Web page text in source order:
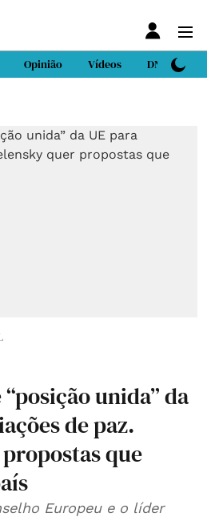
Opinião Vídeos DN Sport
unida” da
de paz.
que
Europeu e o líder